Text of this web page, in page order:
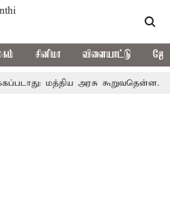
சினிமா விளையாட்டு
மத்திய அரசு கூறுவதென்ன..?